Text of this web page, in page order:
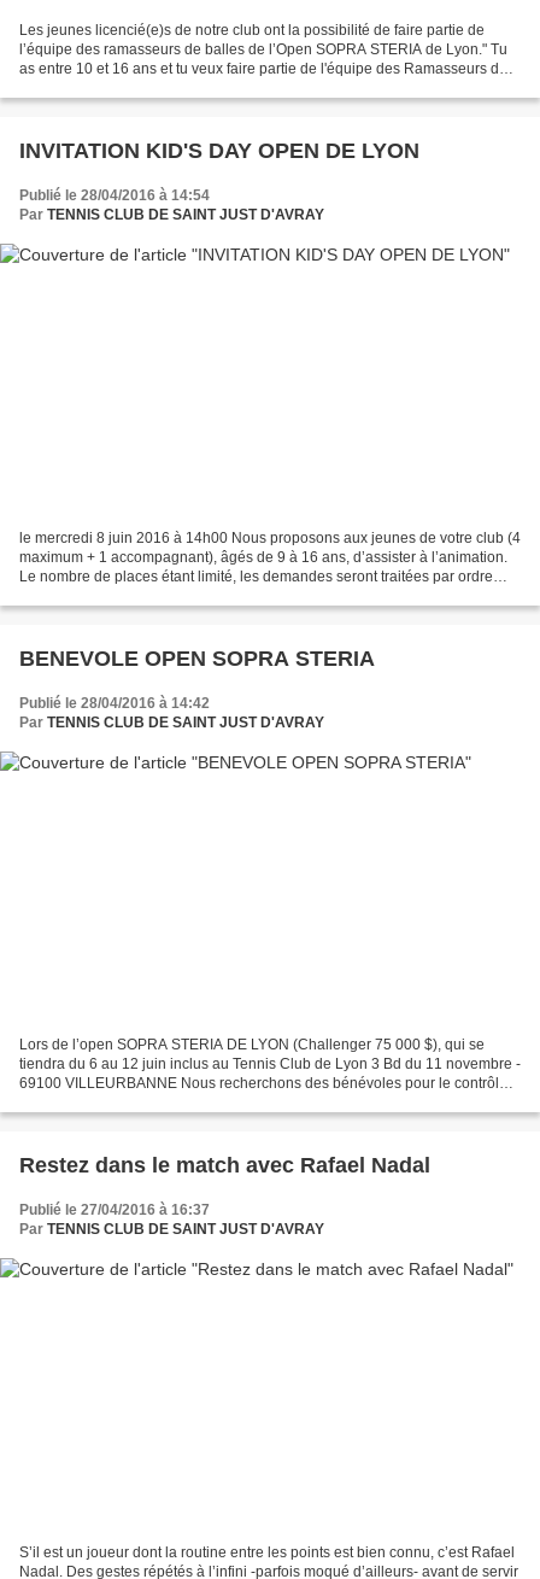
Les jeunes licencié(e)s de notre club ont la possibilité de faire partie de
l’équipe des ramasseurs de balles de l’Open SOPRA STERIA de Lyon." Tu
as entre 10 et 16 ans et tu veux faire partie de l'équipe des Ramasseurs de
INVITATION KID'S DAY OPEN DE LYON
Publié le 28/04/2016 à 14:54
Par TENNIS CLUB DE SAINT JUST D'AVRAY
le mercredi 8 juin 2016 à 14h00 Nous proposons aux jeunes de votre club (4
maximum + 1 accompagnant), âgés de 9 à 16 ans, d’assister à l’animation.
Le nombre de places étant limité, les demandes seront traitées par ordre
BENEVOLE OPEN SOPRA STERIA
Publié le 28/04/2016 à 14:42
Par TENNIS CLUB DE SAINT JUST D'AVRAY
Lors de l’open SOPRA STERIA DE LYON (Challenger 75 000 $), qui se
tiendra du 6 au 12 juin inclus au Tennis Club de Lyon 3 Bd du 11 novembre -
69100 VILLEURBANNE Nous recherchons des bénévoles pour le contrôle
Restez dans le match avec Rafael Nadal
Publié le 27/04/2016 à 16:37
Par TENNIS CLUB DE SAINT JUST D'AVRAY
S’il est un joueur dont la routine entre les points est bien connu, c’est Rafael
Nadal. Des gestes répétés à l’infini -parfois moqué d’ailleurs- avant de servir